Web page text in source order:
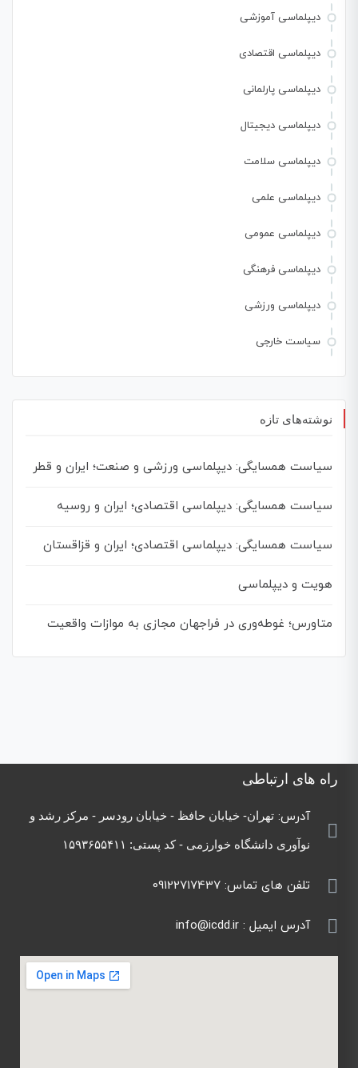
دیپلماسی آموزشی
دیپلماسی اقتصادی
دیپلماسی پارلمانی
دیپلماسی دیجیتال
دیپلماسی سلامت
دیپلماسی علمی
دیپلماسی عمومی
دیپلماسی فرهنگی
دیپلماسی ورزشی
سیاست خارجی
نوشته‌های تازه
سیاست همسایگی: دیپلماسی ورزشی و صنعت؛ ایران و قطر
سیاست همسایگی: دیپلماسی اقتصادی؛ ایران و روسیه
سیاست همسایگی: دیپلماسی اقتصادی؛ ایران و قزاقستان
هویت و دیپلماسی
متاورس؛ غوطه‌وری در فراجهان مجازی به موازات واقعیت
راه های ارتباطی
آدرس: تهران- خیابان حافظ - خیابان رودسر - مرکز رشد و
نوآوری دانشگاه خوارزمی - کد پستی: ۱۵۹۳۶۵۵۴۱۱
تلفن های تماس: 09122717437
آدرس ایمیل : info@icdd.ir